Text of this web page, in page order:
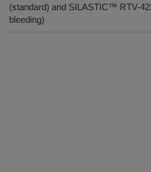
(standard) and SILASTIC™ RTV-
bleeding)